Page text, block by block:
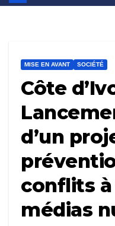
MISE EN AVANT SOCIÉTÉ
Côte
d’un
conflits
médias